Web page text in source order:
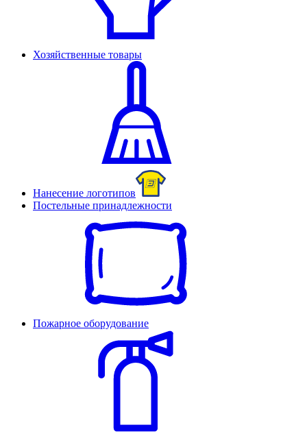
Хозяйственные товары
Нанесение логотипов
Постельные принадлежности
Пожарное оборудование